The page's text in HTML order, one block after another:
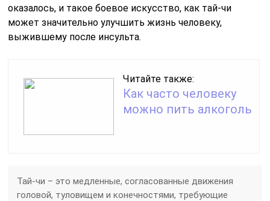
оказалось, и такое боевое искусство, как тай-чи
может значительно улучшить жизнь человеку,
выжившему после инсульта.
Читайте также:
Как часто человеку
можно пить алкоголь
Тай-чи – это медленные, согласованные движения
головой, туловищем и конечностями, требующие